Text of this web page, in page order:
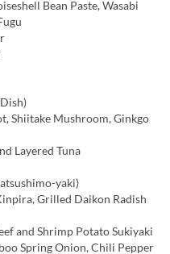
Bean Paste, Wasabi
Mushroom, Ginkgo
Layered Tuna
yaki)
Grilled Daikon Radish
and Shrimp Potato Sukiyaki
Spring Onion, Chili Pepper